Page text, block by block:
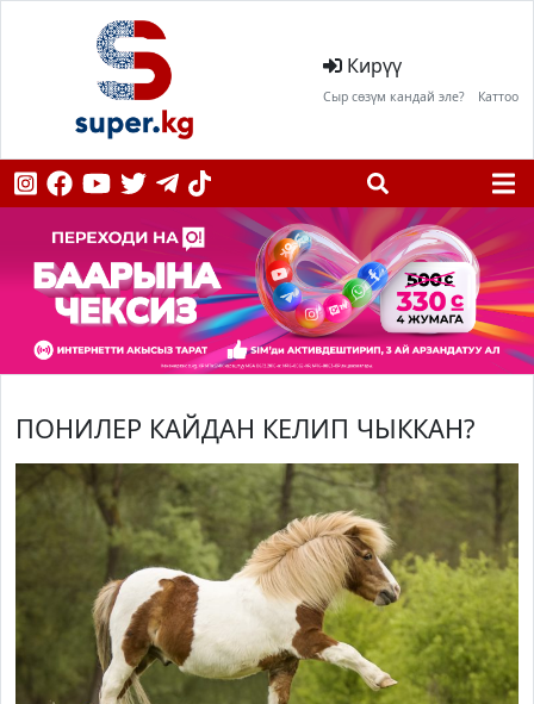
Кирүү
Сыр сөзүм кандай эле? Каттоо
ПОНИЛЕР КАЙДАН КЕЛИП ЧЫККАН?